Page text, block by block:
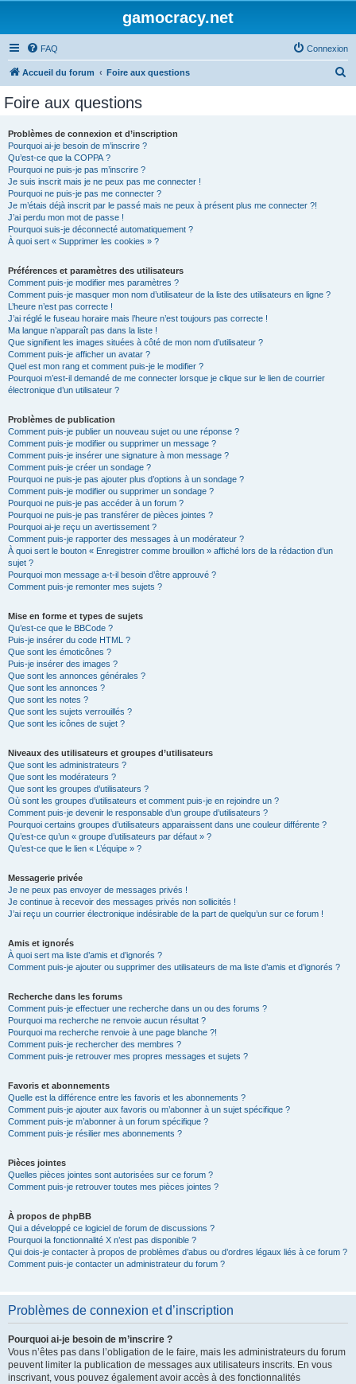
gamocracy.net
FAQ Connexion
Accueil du forum Foire aux questions
Foire aux questions
Problèmes de connexion et d’inscription
Pourquoi ai-je besoin de m’inscrire ?
Qu’est-ce que la COPPA ?
Pourquoi ne puis-je pas m’inscrire ?
Je suis inscrit mais je ne peux pas me connecter !
Pourquoi ne puis-je pas me connecter ?
Je m’étais déjà inscrit par le passé mais ne peux à présent plus me connecter ?!
J’ai perdu mon mot de passe !
Pourquoi suis-je déconnecté automatiquement ?
À quoi sert « Supprimer les cookies » ?
Préférences et paramètres des utilisateurs
Comment puis-je modifier mes paramètres ?
Comment puis-je masquer mon nom d’utilisateur de la liste des utilisateurs en ligne ?
L’heure n’est pas correcte !
J’ai réglé le fuseau horaire mais l’heure n’est toujours pas correcte !
Ma langue n’apparaît pas dans la liste !
Que signifient les images situées à côté de mon nom d’utilisateur ?
Comment puis-je afficher un avatar ?
Quel est mon rang et comment puis-je le modifier ?
Pourquoi m’est-il demandé de me connecter lorsque je clique sur le lien de courrier
électronique d’un utilisateur ?
Problèmes de publication
Comment puis-je publier un nouveau sujet ou une réponse ?
Comment puis-je modifier ou supprimer un message ?
Comment puis-je insérer une signature à mon message ?
Comment puis-je créer un sondage ?
Pourquoi ne puis-je pas ajouter plus d’options à un sondage ?
Comment puis-je modifier ou supprimer un sondage ?
Pourquoi ne puis-je pas accéder à un forum ?
Pourquoi ne puis-je pas transférer de pièces jointes ?
Pourquoi ai-je reçu un avertissement ?
Comment puis-je rapporter des messages à un modérateur ?
À quoi sert le bouton « Enregistrer comme brouillon » affiché lors de la rédaction d’un
sujet ?
Pourquoi mon message a-t-il besoin d’être approuvé ?
Comment puis-je remonter mes sujets ?
Mise en forme et types de sujets
Qu’est-ce que le BBCode ?
Puis-je insérer du code HTML ?
Que sont les émoticônes ?
Puis-je insérer des images ?
Que sont les annonces générales ?
Que sont les annonces ?
Que sont les notes ?
Que sont les sujets verrouillés ?
Que sont les icônes de sujet ?
Niveaux des utilisateurs et groupes d’utilisateurs
Que sont les administrateurs ?
Que sont les modérateurs ?
Que sont les groupes d’utilisateurs ?
Où sont les groupes d’utilisateurs et comment puis-je en rejoindre un ?
Comment puis-je devenir le responsable d’un groupe d’utilisateurs ?
Pourquoi certains groupes d’utilisateurs apparaissent dans une couleur différente ?
Qu’est-ce qu’un « groupe d’utilisateurs par défaut » ?
Qu’est-ce que le lien « L’équipe » ?
Messagerie privée
Je ne peux pas envoyer de messages privés !
Je continue à recevoir des messages privés non sollicités !
J’ai reçu un courrier électronique indésirable de la part de quelqu’un sur ce forum !
Amis et ignorés
À quoi sert ma liste d’amis et d’ignorés ?
Comment puis-je ajouter ou supprimer des utilisateurs de ma liste d’amis et d’ignorés ?
Recherche dans les forums
Comment puis-je effectuer une recherche dans un ou des forums ?
Pourquoi ma recherche ne renvoie aucun résultat ?
Pourquoi ma recherche renvoie à une page blanche ?!
Comment puis-je rechercher des membres ?
Comment puis-je retrouver mes propres messages et sujets ?
Favoris et abonnements
Quelle est la différence entre les favoris et les abonnements ?
Comment puis-je ajouter aux favoris ou m’abonner à un sujet spécifique ?
Comment puis-je m’abonner à un forum spécifique ?
Comment puis-je résilier mes abonnements ?
Pièces jointes
Quelles pièces jointes sont autorisées sur ce forum ?
Comment puis-je retrouver toutes mes pièces jointes ?
À propos de phpBB
Qui a développé ce logiciel de forum de discussions ?
Pourquoi la fonctionnalité X n’est pas disponible ?
Qui dois-je contacter à propos de problèmes d’abus ou d’ordres légaux liés à ce forum ?
Comment puis-je contacter un administrateur du forum ?
Problèmes de connexion et d’inscription
Pourquoi ai-je besoin de m’inscrire ?
Vous n’êtes pas dans l’obligation de le faire, mais les administrateurs du forum
peuvent limiter la publication de messages aux utilisateurs inscrits. En vous
inscrivant, vous pouvez également avoir accès à des fonctionnalités